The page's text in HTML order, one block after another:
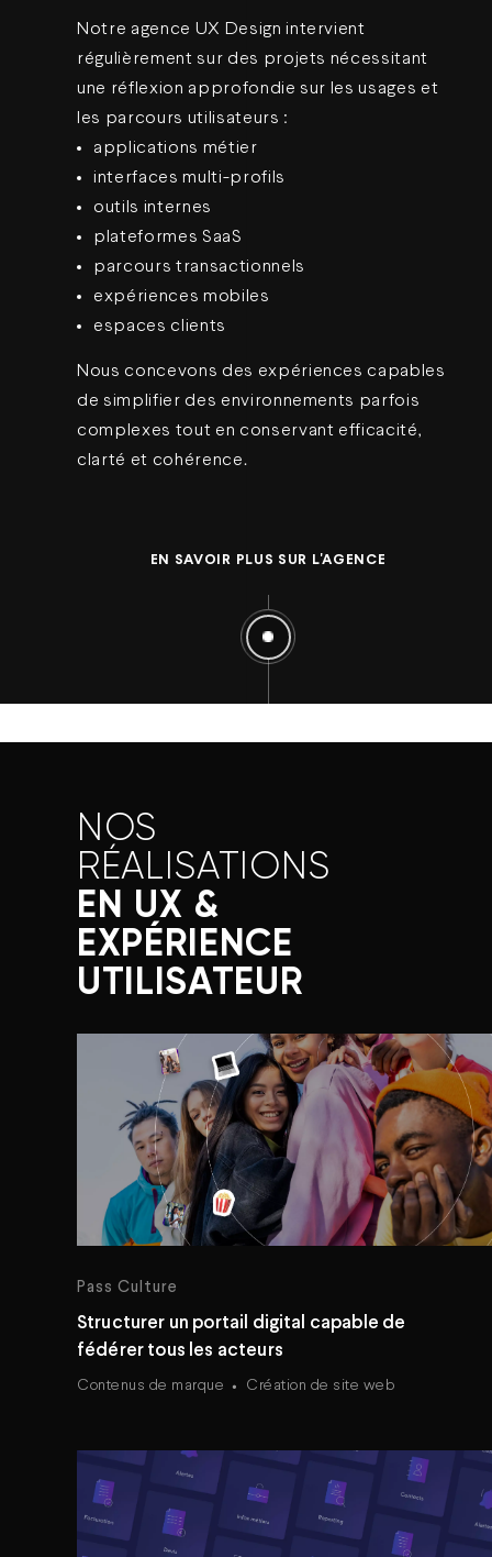
Notre agence UX Design intervient
régulièrement sur des projets nécessitant
une réflexion approfondie sur les usages et
les parcours utilisateurs :
applications métier
interfaces multi-profils
outils internes
plateformes SaaS
parcours transactionnels
expériences mobiles
espaces clients
Nous concevons des expériences capables
de simplifier des environnements parfois
complexes tout en conservant efficacité,
clarté et cohérence.
EN SAVOIR PLUS SUR L'AGENCE
NOS
RÉALISATIONS
EN UX &
EXPÉRIENCE
UTILISATEUR
Pass Culture
Structurer un portail digital capable de
fédérer tous les acteurs
Contenus de marque Création de site web